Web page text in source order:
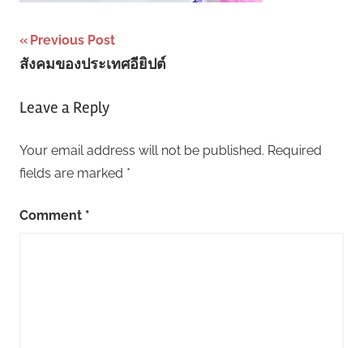
Post
navigation
Previous Post
สังคมของประเทศอียิปต์
Leave a Reply
Your email address will not be published. Required
fields are marked *
Comment *